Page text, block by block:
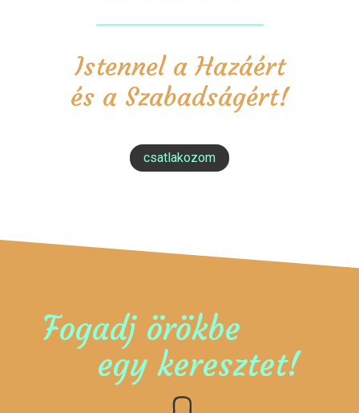
Istennel a Hazáért
és a Szabadságért!
csatlakozom
Fogadj örökbe
egy keresztet!